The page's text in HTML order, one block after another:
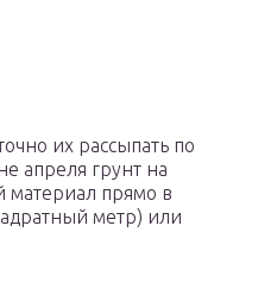
их рассыпать по
апреля грунт на
материал прямо в
метр) или